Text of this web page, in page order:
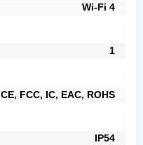
Wi-Fi 4
1
CE, FCC, IC, EAC, ROHS
IP54